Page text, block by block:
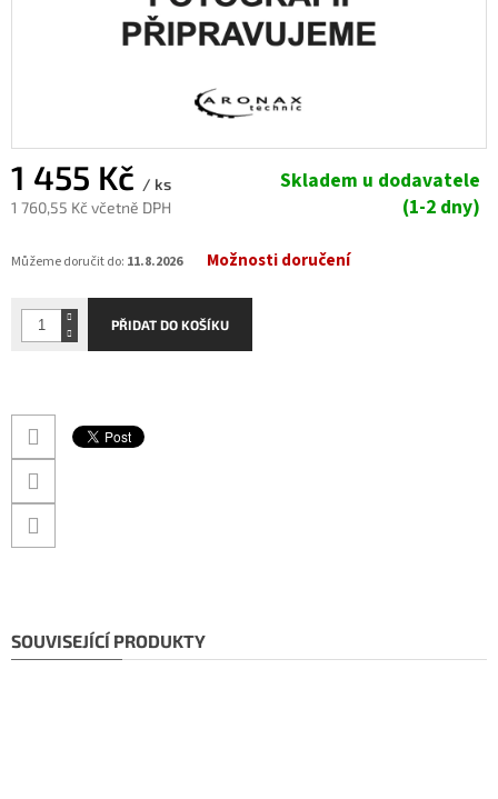
1 455 Kč / ks
1 760,55 Kč včetně DPH
cena:
Skladem u dodavatele
(1-2 dny)
Můžeme doručit do: 11.8.2026 Možnosti doručení
PŘIDAT DO KOŠÍKU
SOUVISEJÍCÍ PRODUKTY